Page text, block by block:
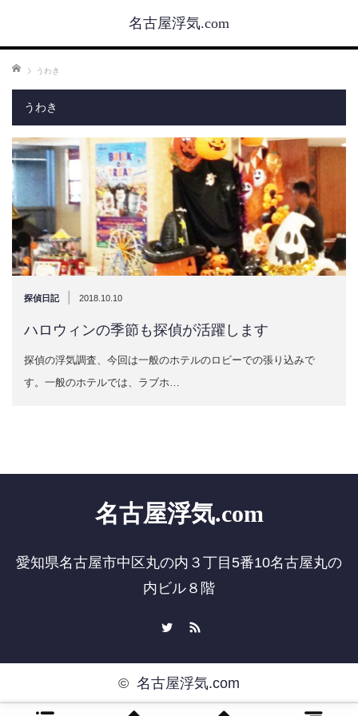
名古屋浮気.com
ホーム うわき
うわき
探偵日記 2018.10.10
ハロウィンの季節も探偵が活躍します
探偵の浮気調査、今回は一般のホテルのロビーでの張り込みで
す。一般のホテルでは、ラブホ…
名古屋浮気.com
愛知県名古屋市中区丸の内３丁目5番10名古屋丸の
内ビル８階
© 名古屋浮気.com